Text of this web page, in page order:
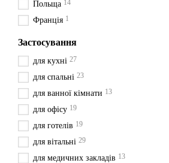
Польща 14
Франція 1
Застосування
для кухні 27
для спальні 23
для ванної кімнати 13
для офісу 19
для готелів 19
для вітальні 29
для медичних закладів 13